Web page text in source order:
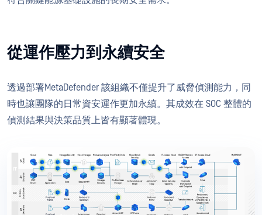
從運作壓力到永續安全
透過部署MetaDefender 該組織不僅提升了威脅偵測能力，同
時也讓團隊的日常資安運作更加永續。其成效在 SOC 整體的
偵測結果與決策品質上皆有顯著體現。